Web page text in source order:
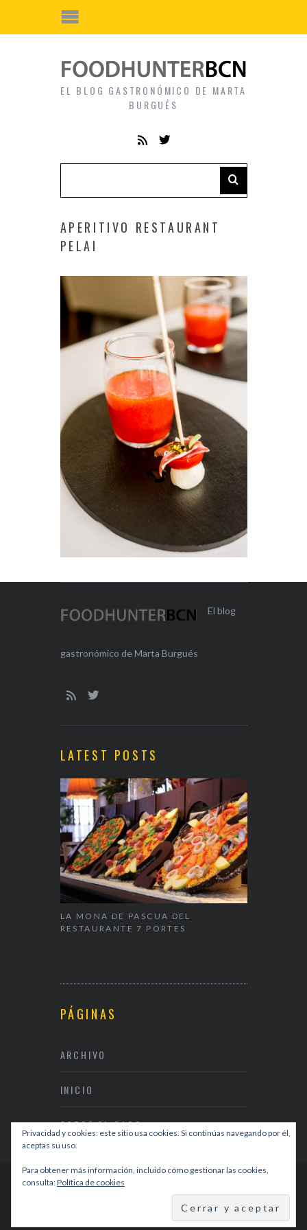
EL BLOG GASTRONÓMICO DE MARTA
BURGUÉS
APERITIVO RESTAURANT
PELAI
El blog
gastronómico de Marta Burgués
LATEST POSTS
LA MONA DE PASCUA DEL
RESTAURANTE 7 PORTES
PÁGINAS
ARCHIVO
INICIO
SOBRE EL BLOG
Privacidad y cookies: este sitio usa cookies. Si continúas navegando por él,
aceptas su uso.
Para obtener más información, incluido cómo gestionar las cookies,
consulta:Política de cookies